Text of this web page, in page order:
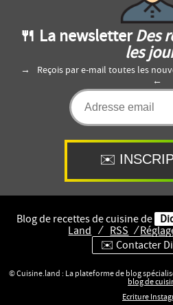
🍴 La newsletter Des
les
Reçois par e-mail toutes les
Blog de recettes de cuisine de
Land
⁄ RSS ⁄
✉️ Contacter
© Cuisine.land : La plateforme de blog
blog de
Ecriture